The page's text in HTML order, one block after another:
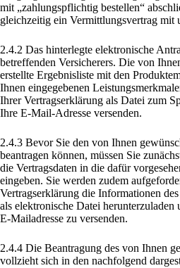
mit „zahlungspflichtig bestellen“
gleichzeitig ein Vermittlungsvertrag mit
2.4.2 Das hinterlegte elektronische
betreffenden Versicherers. Die von
erstellte Ergebnisliste mit den
Ihnen eingegebenen
Ihrer Vertragserklärung als Datei zum
Ihre E-Mail-Adresse versenden.
2.4.3 Bevor Sie den von Ihnen
beantragen können, müssen Sie
die Vertragsdaten in die dafür
eingeben. Sie werden zudem
Vertragserklärung die Informationen
als elektronische Datei herunterzuladen
E-Mailadresse zu versenden.
2.4.4 Die Beantragung des von Ihnen
vollzieht sich in den nachfolgend